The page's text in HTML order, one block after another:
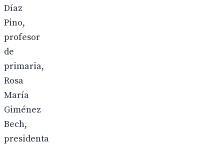
Díaz
Pino,
profesor
de
primaria,
Rosa
María
Giménez
Bech,
presidenta